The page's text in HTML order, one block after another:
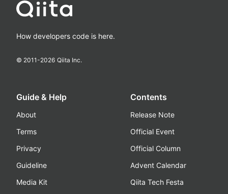
How developers code is here.
© 2011-2026 Qiita Inc.
Guide & Help
About
Terms
Privacy
Guideline
Media Kit
Contents
Release Note
Official Event
Official Column
Advent Calendar
Qiita Tech Festa